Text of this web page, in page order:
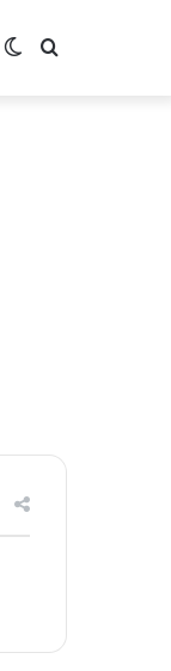
Arama
Dış